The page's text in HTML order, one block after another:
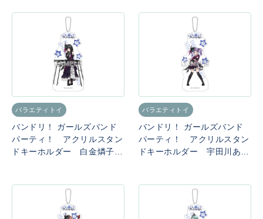
バラエティトイ
バンドリ！ ガールズバンド
パーティ！ アクリルスタン
ドキーホルダー 白金燐子
バラエティトイ
バンドリ！ ガールズバンド
パーティ！ アクリルスタン
ドキーホルダー 宇田川あこ